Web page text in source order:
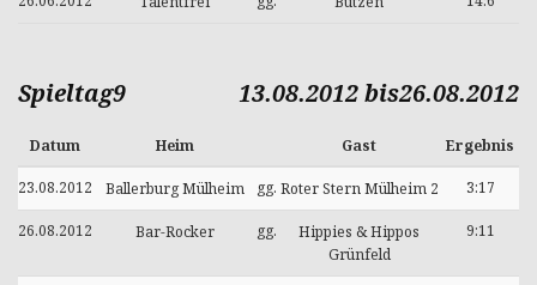
Spieltag9 13.08.2012 bis26.08.2012
Datum Heim Gast Ergebnis
23.08.2012 Ballerburg Mülheim gg. Roter Stern Mülheim 2 3:17
26.08.2012 Bar-Rocker gg.
Hippies & Hippos
Grünfeld
9:11